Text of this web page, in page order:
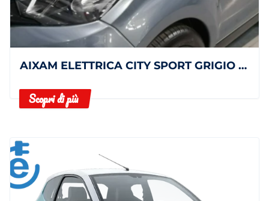
AIXAM ELETTRICA CITY SPORT GRIGIO TETTO ROSSO
Scopri di più